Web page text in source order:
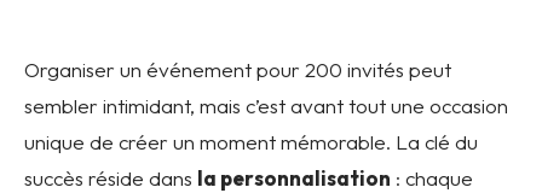
Organiser un événement pour 200 invités peut
sembler intimidant, mais c’est avant tout une occasion
unique de créer un moment mémorable. La clé du
succès réside dans la personnalisation : chaque